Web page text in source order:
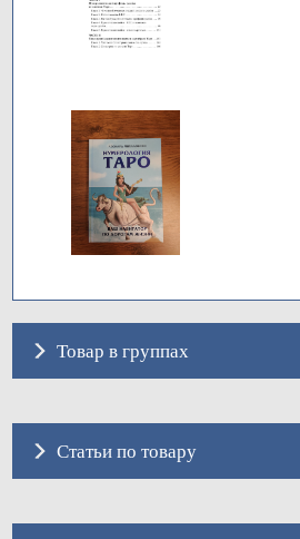
Товар в группах
Статьи по товару